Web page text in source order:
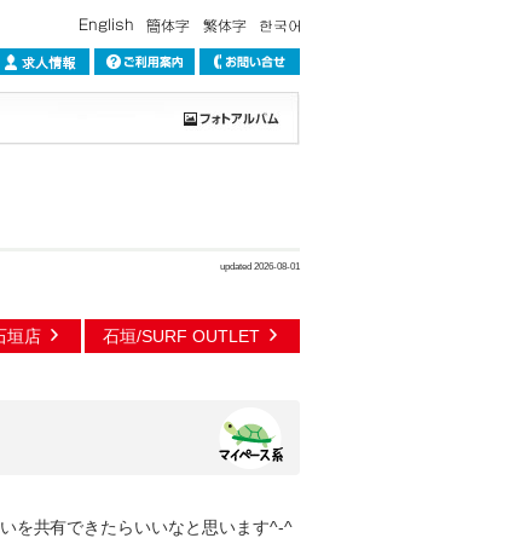
updated 2026-08-01
垣店 石垣/SURF OUTLET
を共有できたらいいなと思います^-^